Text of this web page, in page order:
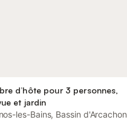
d’hôte pour 3 personnes,
et jardin
les-Bains, Bassin d'Arcachon